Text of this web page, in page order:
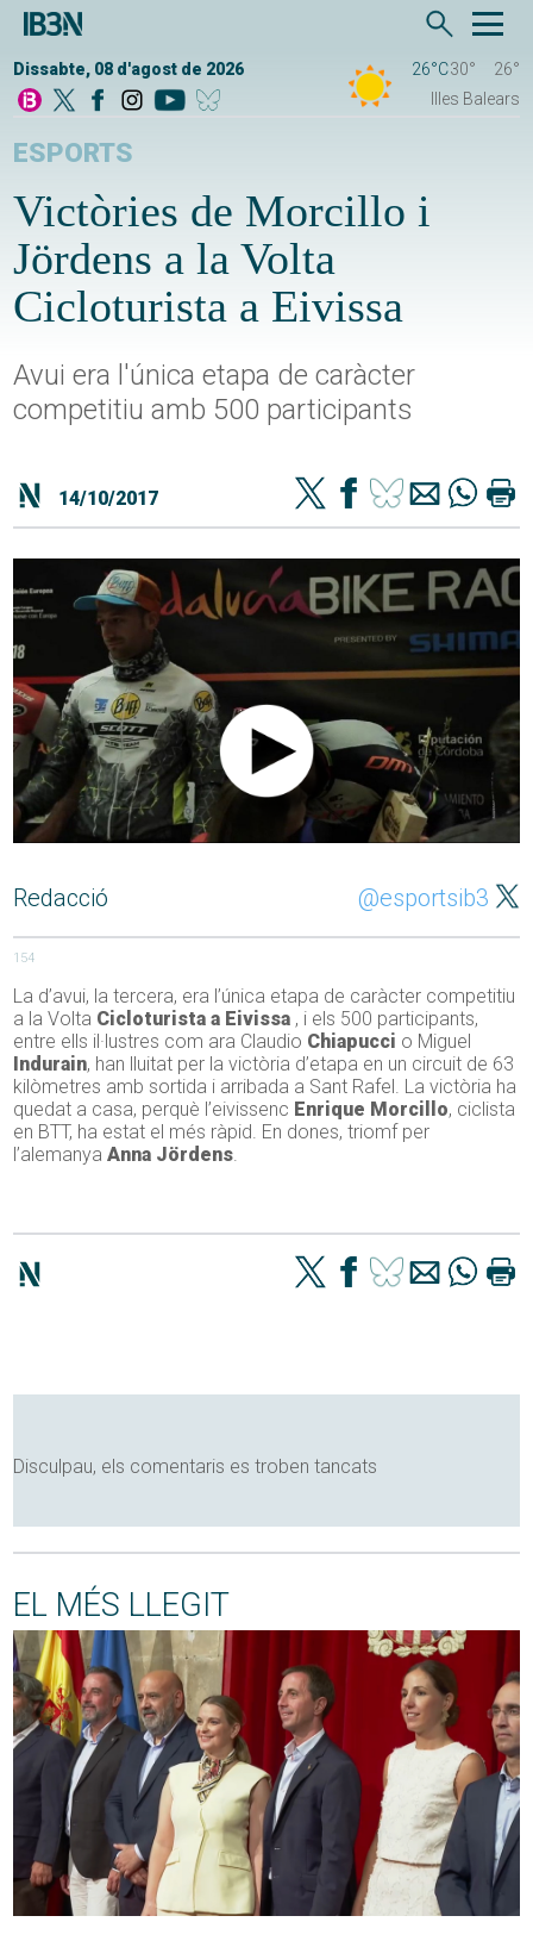
Dissabte, 08 d'agost de 2026 26°C30°
26°
Illes Balears
ESPORTS
Victòries de Morcillo i
Jördens a la Volta
Cicloturista a Eivissa
Avui era l'única etapa de caràcter
competitiu amb 500 participants
14/10/2017
Redacció @esportsib3
154
La d’avui, la tercera, era l’única etapa de caràcter competitiu
a la Volta Cicloturista a Eivissa , i els 500 participants,
entre ells il·lustres com ara Claudio Chiapucci o Miguel
Indurain, han lluitat per la victòria d’etapa en un circuit de 63
kilòmetres amb sortida i arribada a Sant Rafel. La victòria ha
quedat a casa, perquè l’eivissenc Enrique Morcillo, ciclista
en BTT, ha estat el més ràpid. En dones, triomf per
l’alemanyaAnna Jördens.
Disculpau, els comentaris es troben tancats
EL MÉS LLEGIT